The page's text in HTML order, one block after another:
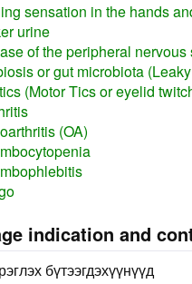
sensation in the hands
urine
of the peripheral nervous
or gut microbiota
(Motor Tics or eyelid
(OA)
indication and
бүтээгдэхүүнүүд